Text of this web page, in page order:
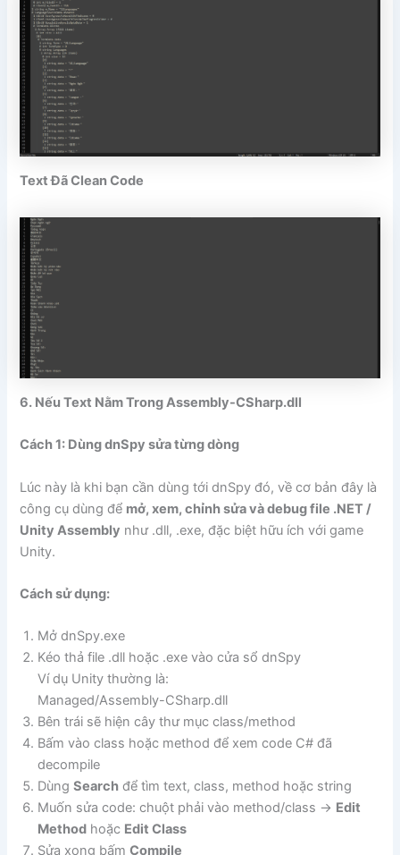
Text Đã Clean Code
6. Nếu Text Nằm Trong Assembly-CSharp.dll
Cách 1: Dùng dnSpy sửa từng dòng
Lúc này là khi bạn cần dùng tới dnSpy đó, về cơ bản đây là
công cụ dùng để mở, xem, chỉnh sửa và debug file .NET /
Unity Assembly như .dll, .exe, đặc biệt hữu ích với game
Unity.
Cách sử dụng:
Mở dnSpy.exe
Kéo thả file .dll hoặc .exe vào cửa sổ dnSpy
Ví dụ Unity thường là:
Managed/Assembly-CSharp.dll
Bên trái sẽ hiện cây thư mục class/method
Bấm vào class hoặc method để xem code C# đã
decompile
DùngSearch để tìm text, class, method hoặc string
Muốn sửa code: chuột phải vào method/class → Edit
Method hoặc Edit Class
Sửa xong bấmCompile